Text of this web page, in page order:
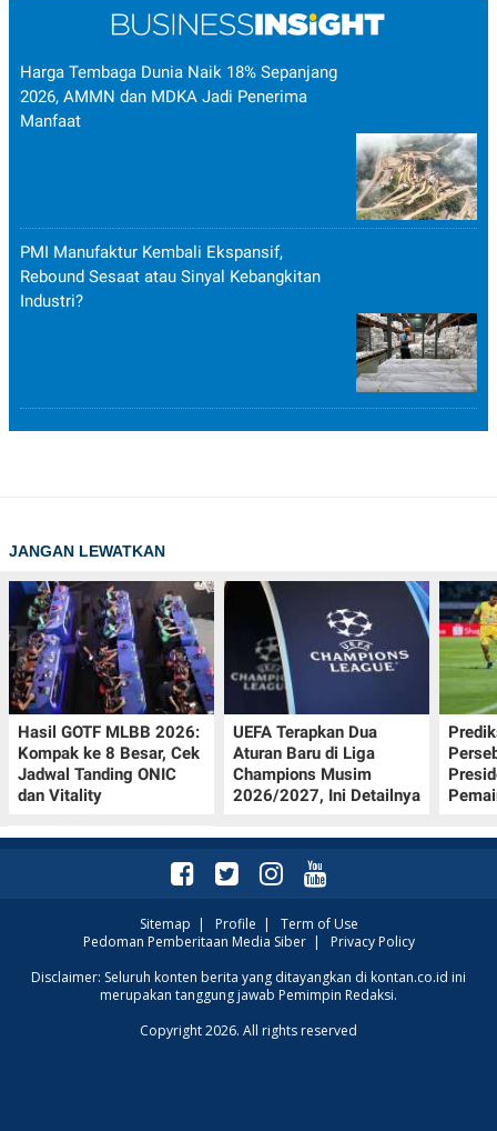
Harga Tembaga Dunia Naik 18% Sepanjang
2026, AMMN dan MDKA Jadi Penerima
Manfaat
PMI Manufaktur Kembali Ekspansif,
Rebound Sesaat atau Sinyal Kebangkitan
Industri?
JANGAN LEWATKAN
Hasil GOTF MLBB 2026:
Kompak ke 8 Besar, Cek
Jadwal Tanding ONIC
dan Vitality
UEFA Terapkan Dua
Aturan Baru di Liga
Champions Musim
2026/2027, Ini Detailnya
Simak Prakiraan Cuaca
Jawa Barat Kamis (6/8):
Sitemap | Profile | Term of Use
Pedoman Pemberitaan Media Siber| Privacy Policy
Disclaimer: Seluruh konten berita yang ditayangkan di kontan.co.id ini
merupakan tanggung jawab Pemimpin Redaksi.
Copyright 2026. All rights reserved